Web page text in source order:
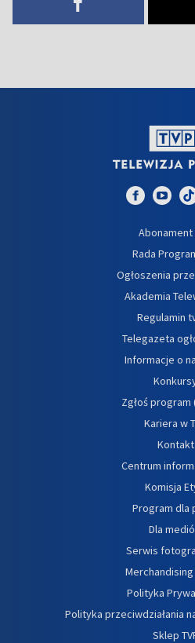
Abonament
Rada
Ogłoszenia
Akademia
Regulamin
Telegazeta
Informacje o
Zgłoś program
Kariera w
Kontakt
Centrum
Komisja
Program dla
Dla
Serwis
Merchandising
Polityka
Polityka przeciwdziałania
Sklep